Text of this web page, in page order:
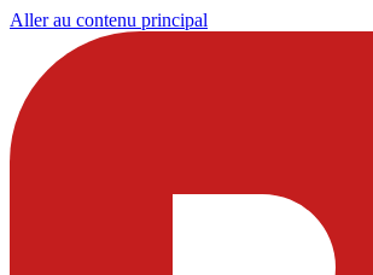
Aller au contenu principal